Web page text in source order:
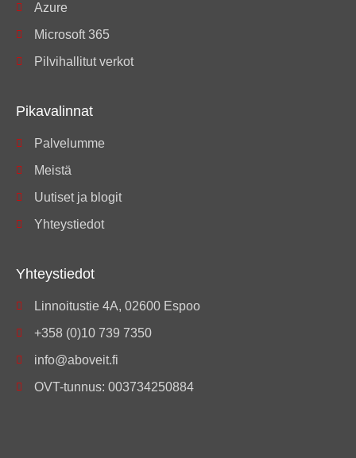
Azure
Microsoft 365
Pilvihallitut verkot
Pikavalinnat
Palvelumme
Meistä
Uutiset ja blogit
Yhteystiedot
Yhteystiedot
Linnoitustie 4A, 02600 Espoo
+358 (0)10 739 7350
info@aboveit.fi
OVT-tunnus: 003734250884